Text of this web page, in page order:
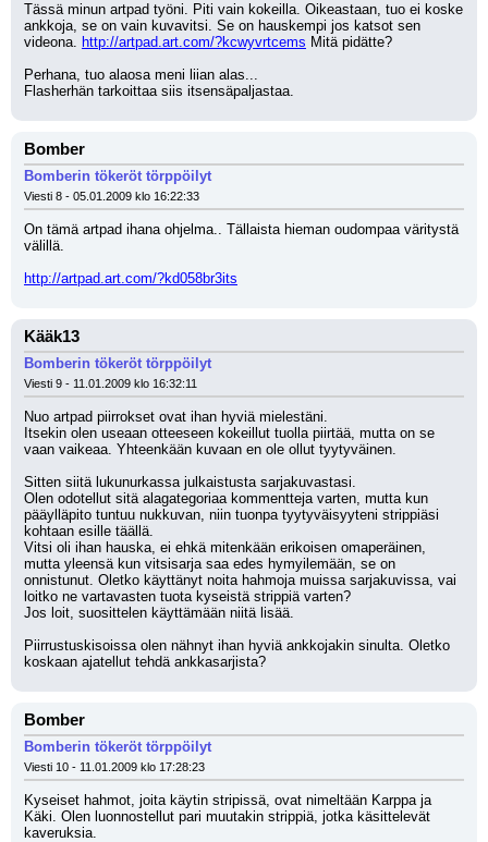
Tässä minun artpad työni. Piti vain kokeilla. Oikeastaan, tuo ei koske
ankkoja, se on vain kuvavitsi. Se on hauskempi jos katsot sen
videona. http://artpad.art.com/?kcwyvrtcems Mitä pidätte?
Perhana, tuo alaosa meni liian alas...
Flasherhän tarkoittaa siis itsensäpaljastaa.
Bomber
Bomberin tökeröt törppöilyt
Viesti 8 - 05.01.2009 klo 16:22:33
On tämä artpad ihana ohjelma.. Tällaista hieman oudompaa väritystä
välillä.
http://artpad.art.com/?kd058br3its
Kääk13
Bomberin tökeröt törppöilyt
Viesti 9 - 11.01.2009 klo 16:32:11
Nuo artpad piirrokset ovat ihan hyviä mielestäni.
Itsekin olen useaan otteeseen kokeillut tuolla piirtää, mutta on se
vaan vaikeaa. Yhteenkään kuvaan en ole ollut tyytyväinen.
Sitten siitä lukunurkassa julkaistusta sarjakuvastasi.
Olen odotellut sitä alagategoriaa kommentteja varten, mutta kun
pääylläpito tuntuu nukkuvan, niin tuonpa tyytyväisyyteni strippiäsi
kohtaan esille täällä.
Vitsi oli ihan hauska, ei ehkä mitenkään erikoisen omaperäinen,
mutta yleensä kun vitsisarja saa edes hymyilemään, se on
onnistunut. Oletko käyttänyt noita hahmoja muissa sarjakuvissa, vai
loitko ne vartavasten tuota kyseistä strippiä varten?
Jos loit, suosittelen käyttämään niitä lisää.
Piirrustuskisoissa olen nähnyt ihan hyviä ankkojakin sinulta. Oletko
koskaan ajatellut tehdä ankkasarjista?
Bomber
Bomberin tökeröt törppöilyt
Viesti 10 - 11.01.2009 klo 17:28:23
Kyseiset hahmot, joita käytin stripissä, ovat nimeltään Karppa ja
Käki. Olen luonnostellut pari muutakin strippiä, jotka käsittelevät
kaveruksia.